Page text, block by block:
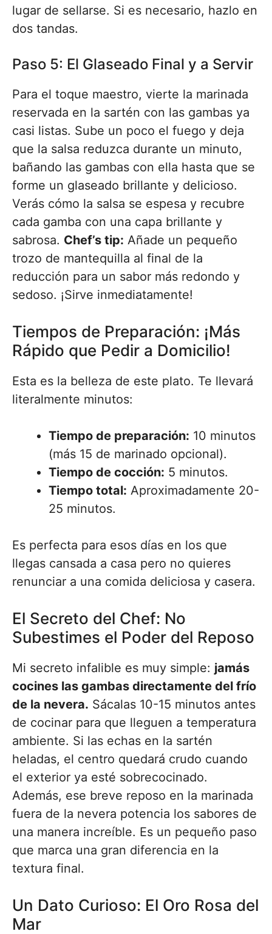
lugar de sellarse. Si es necesario, hazlo en
dos tandas.
Paso 5: El Glaseado Final y a Servir
Para el toque maestro, vierte la marinada
reservada en la sartén con las gambas ya
casi listas. Sube un poco el fuego y deja
que la salsa reduzca durante un minuto,
bañando las gambas con ella hasta que se
forme un glaseado brillante y delicioso.
Verás cómo la salsa se espesa y recubre
cada gamba con una capa brillante y
sabrosa. Chef’s tip: Añade un pequeño
trozo de mantequilla al final de la
reducción para un sabor más redondo y
sedoso. ¡Sirve inmediatamente!
Tiempos de Preparación: ¡Más
Rápido que Pedir a Domicilio!
Esta es la belleza de este plato. Te llevará
literalmente minutos:
Tiempo de preparación: 10 minutos
(más 15 de marinado opcional).
Tiempo de cocción: 5 minutos.
Tiempo total: Aproximadamente 20-
25 minutos.
Es perfecta para esos días en los que
llegas cansada a casa pero no quieres
renunciar a una comida deliciosa y casera.
El Secreto del Chef: No
Subestimes el Poder del Reposo
Mi secreto infalible es muy simple: jamás
cocines las gambas directamente del frío
de la nevera. Sácalas 10-15 minutos antes
de cocinar para que lleguen a temperatura
ambiente. Si las echas en la sartén
heladas, el centro quedará crudo cuando
el exterior ya esté sobrecocinado.
Además, ese breve reposo en la marinada
fuera de la nevera potencia los sabores de
una manera increíble. Es un pequeño paso
que marca una gran diferencia en la
textura final.
Un Dato Curioso: El Oro Rosa del
Mar